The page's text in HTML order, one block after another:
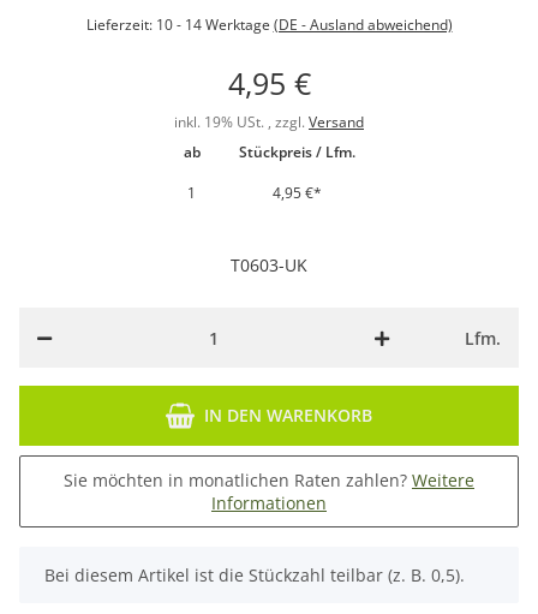
Lieferzeit: 10 - 14 Werktage (DE - Ausland abweichend)
4,95 €
inkl. 19% USt. , zzgl. Versand
ab
Stückpreis / Lfm.
1
4,95 €*
T0603-UK
Lfm.
IN DEN WARENKORB
Sie möchten in monatlichen Raten zahlen? Weitere
Informationen
x
Bei diesem Artikel ist die Stückzahl teilbar (z. B. 0,5).